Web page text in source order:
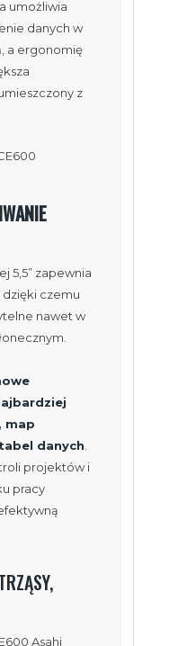
umożliwia
danych w
a ergonomię
z
5,5” zapewnia
dzięki czemu
nawet w
map
danych
projektów i
pracy
Asahi